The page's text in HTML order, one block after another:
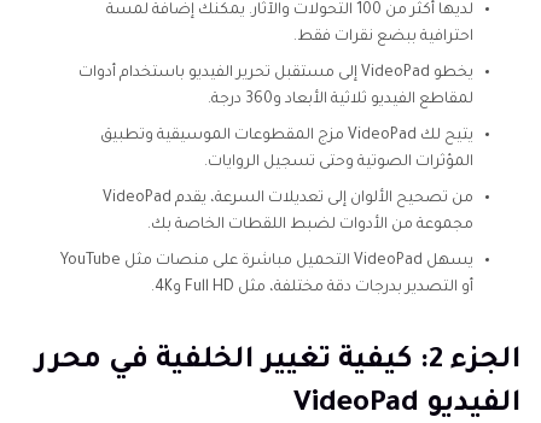
لديها أكثر من 100 التحولات والآثار. يمكنك إضافة لمسة
احترافية ببضع نقرات فقط.
يخطو VideoPad إلى مستقبل تحرير الفيديو باستخدام أدوات
لمقاطع الفيديو ثلاثية الأبعاد و360 درجة.
يتيح لك VideoPad مزج المقطوعات الموسيقية وتطبيق
المؤثرات الصوتية وحتى تسجيل الروايات.
من تصحيح الألوان إلى تعديلات السرعة، يقدم VideoPad
مجموعة من الأدوات لضبط اللقطات الخاصة بك.
يسهل VideoPad التحميل مباشرة على منصات مثل YouTube
أو التصدير بدرجات دقة مختلفة، مثل Full HD و4K.
الجزء 2: كيفية تغيير الخلفية في محرر
الفيديو VideoPad